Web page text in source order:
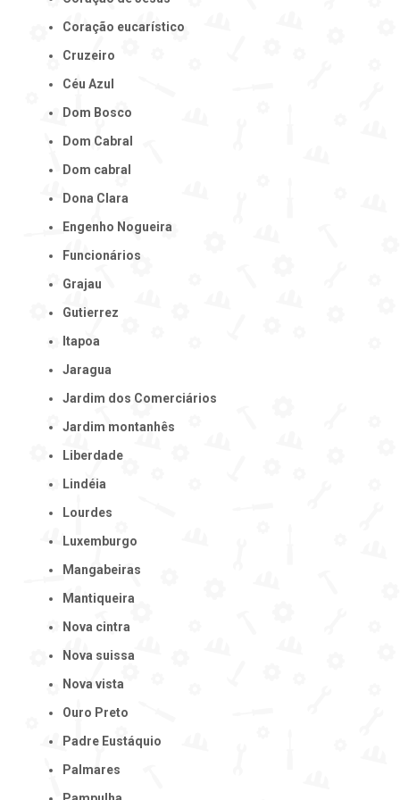
Coração eucarístico
Cruzeiro
Céu Azul
Dom Bosco
Dom Cabral
Dom cabral
Dona Clara
Engenho Nogueira
Funcionários
Grajau
Gutierrez
Itapoa
Jaragua
Jardim dos Comerciários
Jardim montanhês
Liberdade
Lindéia
Lourdes
Luxemburgo
Mangabeiras
Mantiqueira
Nova cintra
Nova suissa
Nova vista
Ouro Preto
Padre Eustáquio
Palmares